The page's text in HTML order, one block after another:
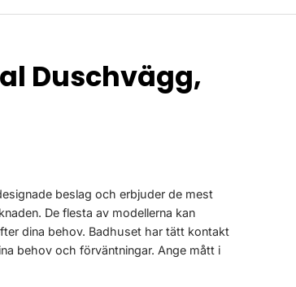
Duschvägg,
beslag och erbjuder de mest
De flesta av modellerna kan
dina behov. Badhuset har tätt kontakt
behov och förväntningar. Ange mått i